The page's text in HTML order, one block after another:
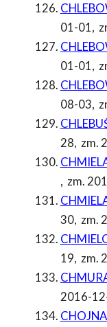
01-01,
01-01,
08-03,
28, zm.
, zm.
30, zm.
19, zm.
2016-